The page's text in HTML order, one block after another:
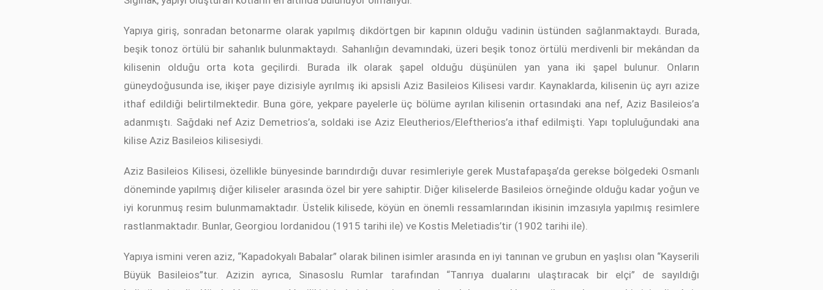
Yapıya giriş, sonradan betonarme olarak yapılmış dikdörtgen bir kapının olduğu vadinin üstünden sağlanmaktaydı. Burada,
beşik tonoz örtülü bir sahanlık bulunmaktaydı. Sahanlığın devamındaki, üzeri beşik tonoz örtülü merdivenli bir mekândan da
kilisenin olduğu orta kota geçilirdi. Burada ilk olarak şapel olduğu düşünülen yan yana iki şapel bulunur. Onların
güneydoğusunda ise, ikişer paye dizisiyle ayrılmış iki apsisli Aziz Basileios Kilisesi vardır. Kaynaklarda, kilisenin üç ayrı azize
ithaf edildiği belirtilmektedir. Buna göre, yekpare payelerle üç bölüme ayrılan kilisenin ortasındaki ana nef, Aziz Basileios’a
adanmıştı. Sağdaki nef Aziz Demetrios’a, soldaki ise Aziz Eleutherios/Eleftherios’a ithaf edilmişti. Yapı topluluğundaki ana
kilise Aziz Basileios kilisesiydi.
Aziz Basileios Kilisesi, özellikle bünyesinde barındırdığı duvar resimleriyle gerek Mustafapaşa’da gerekse bölgedeki Osmanlı
döneminde yapılmış diğer kiliseler arasında özel bir yere sahiptir. Diğer kiliselerde Basileios örneğinde olduğu kadar yoğun ve
iyi korunmuş resim bulunmamaktadır. Üstelik kilisede, köyün en önemli ressamlarından ikisinin imzasıyla yapılmış resimlere
rastlanmaktadır. Bunlar, Georgiou Iordanidou (1915 tarihi ile) ve Kostis Meletiadis’tir (1902 tarihi ile).
Yapıya ismini veren aziz, “Kapadokyalı Babalar” olarak bilinen isimler arasında en iyi tanınan ve grubun en yaşlısı olan “Kayserili
Büyük Basileios”tur. Azizin ayrıca, Sinasoslu Rumlar tarafından “Tanrıya dualarını ulaştıracak bir elçi” de sayıldığı